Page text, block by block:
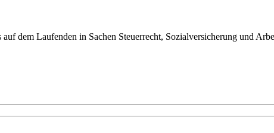
dem Laufenden in Sachen Steuerrecht, Sozialversicherung und